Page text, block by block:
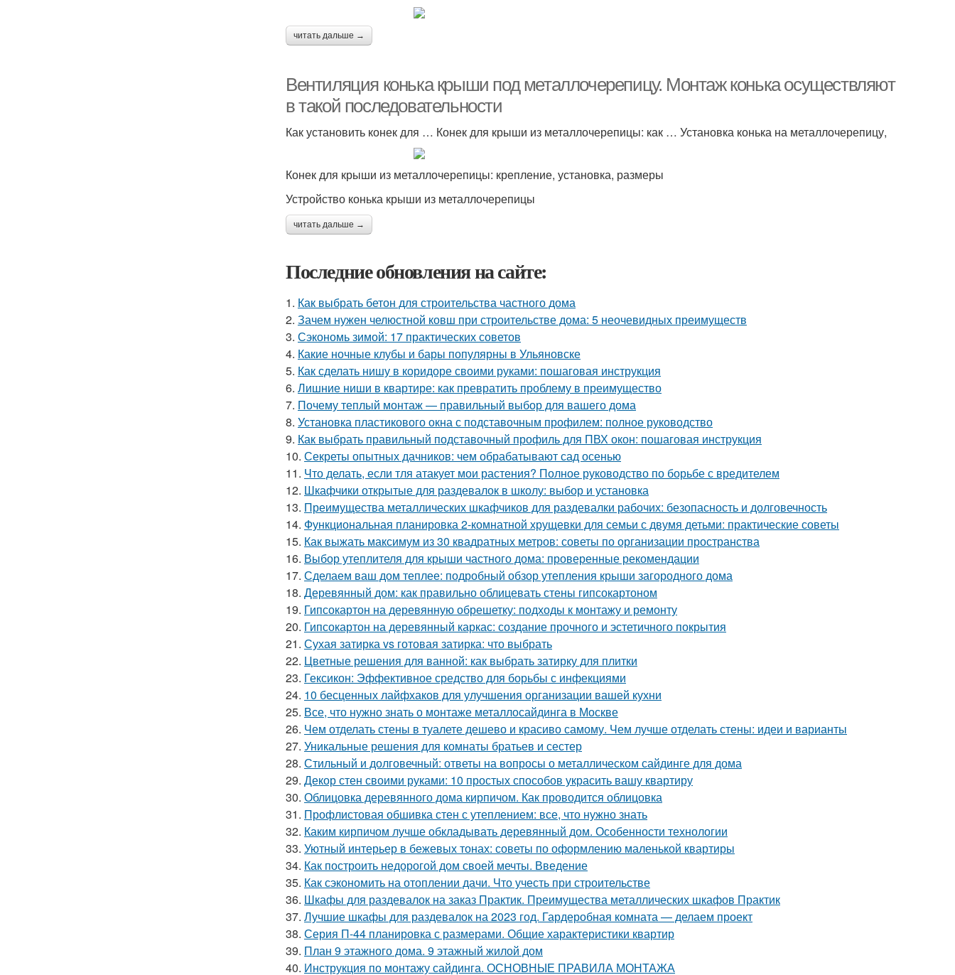
читать дальше →
Вентиляция конька крыши под металлочерепицу. Монтаж конька осуществляют
в такой последовательности
Как установить конек для … Конек для крыши из металлочерепицы: как … Установка конька на металлочерепицу,
Конек для крыши из металлочерепицы: крепление, установка, размеры
Устройство конька крыши из металлочерепицы
читать дальше →
Последние обновления на сайте:
1. Как выбрать бетон для строительства частного дома
2. Зачем нужен челюстной ковш при строительстве дома: 5 неочевидных преимуществ
3. Сэкономь зимой: 17 практических советов
4. Какие ночные клубы и бары популярны в Ульяновске
5. Как сделать нишу в коридоре своими руками: пошаговая инструкция
6. Лишние ниши в квартире: как превратить проблему в преимущество
7. Почему теплый монтаж — правильный выбор для вашего дома
8. Установка пластикового окна с подставочным профилем: полное руководство
9. Как выбрать правильный подставочный профиль для ПВХ окон: пошаговая инструкция
10. Секреты опытных дачников: чем обрабатывают сад осенью
11. Что делать, если тля атакует мои растения? Полное руководство по борьбе с вредителем
12. Шкафчики открытые для раздевалок в школу: выбор и установка
13. Преимущества металлических шкафчиков для раздевалки рабочих: безопасность и долговечность
14. Функциональная планировка 2-комнатной хрущевки для семьи с двумя детьми: практические советы
15. Как выжать максимум из 30 квадратных метров: советы по организации пространства
16. Выбор утеплителя для крыши частного дома: проверенные рекомендации
17. Сделаем ваш дом теплее: подробный обзор утепления крыши загородного дома
18. Деревянный дом: как правильно облицевать стены гипсокартоном
19. Гипсокартон на деревянную обрешетку: подходы к монтажу и ремонту
20. Гипсокартон на деревянный каркас: создание прочного и эстетичного покрытия
21. Сухая затирка vs готовая затирка: что выбрать
22. Цветные решения для ванной: как выбрать затирку для плитки
23. Гексикон: Эффективное средство для борьбы с инфекциями
24. 10 бесценных лайфхаков для улучшения организации вашей кухни
25. Все, что нужно знать о монтаже металлосайдинга в Москве
26. Чем отделать стены в туалете дешево и красиво самому. Чем лучше отделать стены: идеи и варианты
27. Уникальные решения для комнаты братьев и сестер
28. Стильный и долговечный: ответы на вопросы о металлическом сайдинге для дома
29. Декор стен своими руками: 10 простых способов украсить вашу квартиру
30. Облицовка деревянного дома кирпичом. Как проводится облицовка
31. Профлистовая обшивка стен с утеплением: все, что нужно знать
32. Каким кирпичом лучше обкладывать деревянный дом. Особенности технологии
33. Уютный интерьер в бежевых тонах: советы по оформлению маленькой квартиры
34. Как построить недорогой дом своей мечты. Введение
35. Как сэкономить на отоплении дачи. Что учесть при строительстве
36. Шкафы для раздевалок на заказ Практик. Преимущества металлических шкафов Практик
37. Лучшие шкафы для раздевалок на 2023 год. Гардеробная комната — делаем проект
38. Серия П-44 планировка с размерами. Общие характеристики квартир
39. План 9 этажного дома. 9 этажный жилой дом
40. Инструкция по монтажу сайдинга. ОСНОВНЫЕ ПРАВИЛА МОНТАЖА